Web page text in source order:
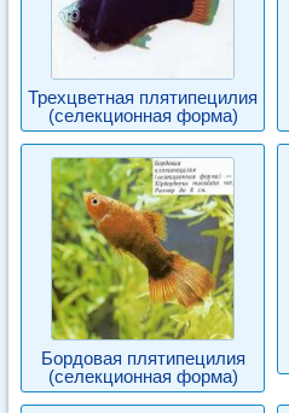
Трехцветная плятипецилия
(селекционная форма)
Бордовая плятипецилия
(селекционная форма)